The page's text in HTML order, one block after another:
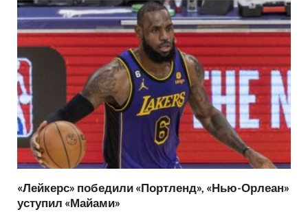
«Лейкерс» победили «Портленд», «Нью-Орлеан»
уступил «Майами»